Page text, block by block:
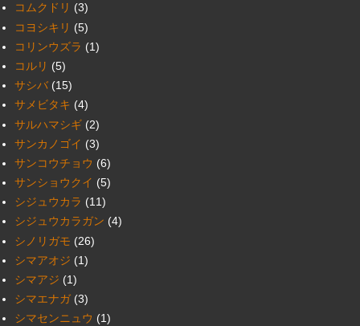
コムクドリ (3)
コヨシキリ (5)
コリンウズラ (1)
コルリ (5)
サシバ (15)
サメビタキ (4)
サルハマシギ (2)
サンカノゴイ (3)
サンコウチョウ (6)
サンショウクイ (5)
シジュウカラ (11)
シジュウカラガン (4)
シノリガモ (26)
シマアオジ (1)
シマアジ (1)
シマエナガ (3)
シマセンニュウ (1)